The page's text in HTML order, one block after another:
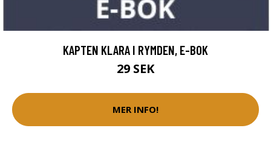
KAPTEN KLARA I RYMDEN, E-BOK
29 SEK
MER INFO!